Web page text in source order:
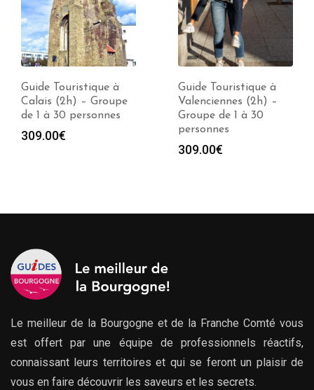
Guide Touristique à
Calais (2h) – Groupe
de 1 à 30 personnes
309.00€
Guide Touristique à
Valenciennes (2h) –
Groupe de 1 à 30
personnes
309.00€
Le meilleur de la Bourgogne et de la Franche Comté vous
est offert par une équipe de professionnels réactifs,
connaissant leurs territoires et qui se feront un plaisir de
vous en faire découvrir les saveurs et les secrets.